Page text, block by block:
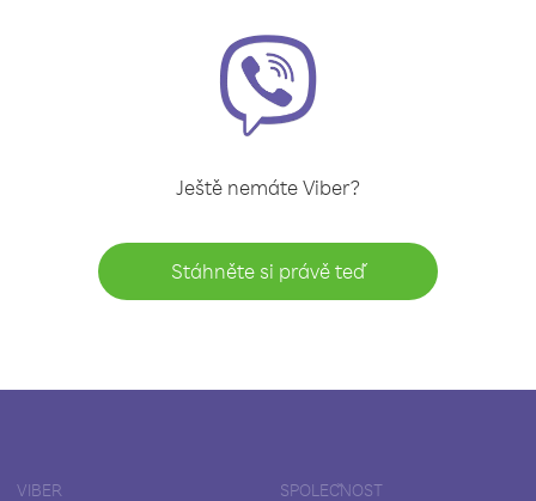
Ještě nemáte Viber?
Stáhněte si právě teď
VIBER SPOLEČNOST